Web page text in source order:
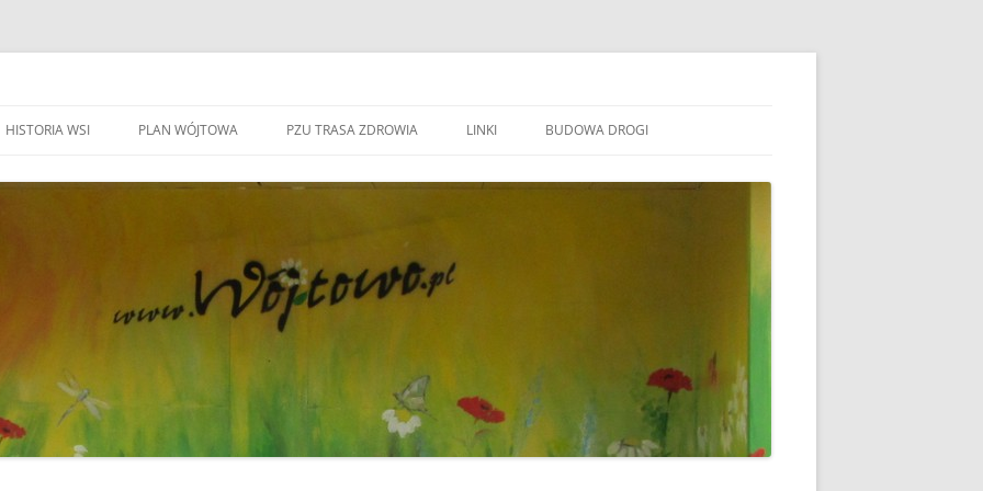
ŚMIECI
HISTORIA WSI
KAPLICZKI I KRZYŻE W WÓJTOWIE
ZWIĄZANI Z WÓJOWEM
BO JESTEM STĄD
PLAN WÓJTOWA PZU TRASA ZDROWIA LINKI
OLSZTYN
GMINA BARCZEWO DYŻURY RADNYCH
BUDOWA DROGI